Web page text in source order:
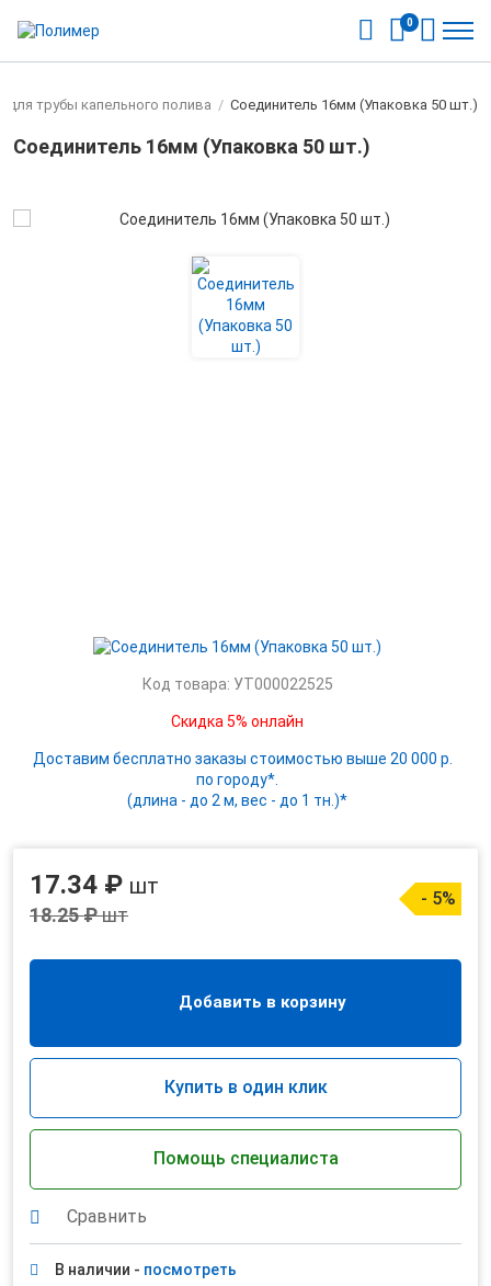
0
для трубы капельного полива / Соединитель 16мм (Упаковка 50 шт.)
Соединитель 16мм (Упаковка 50 шт.)
Код товара: УТ000022525
Скидка 5% онлайн
Доставим бесплатно заказы стоимостью выше 20 000 р.
по городу*.
(длина - до 2 м, вес - до 1 тн.)*
17.34 ₽ шт
18.25 ₽шт
- 5%
Добавить в корзину
Купить в один клик
Помощь специалиста
Сравнить
В наличии - посмотреть